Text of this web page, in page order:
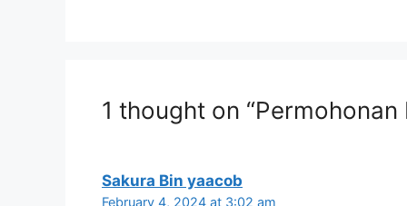
1 thought on
Sakura Bin yaacob
February 4, 2024 at 3:02 am